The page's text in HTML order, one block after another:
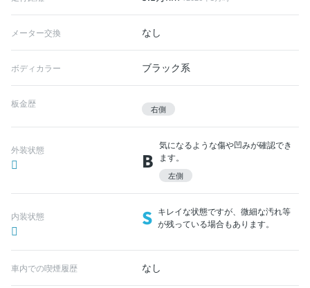
メーター交換 なし
ボディカラー ブラック系
板金歴 右側
外装状態 B
気になるような傷や凹みが確認でき
ます。
左側
内装状態 S キレイな状態ですが、微細な汚れ等
が残っている場合もあります。
車内での喫煙履歴 なし